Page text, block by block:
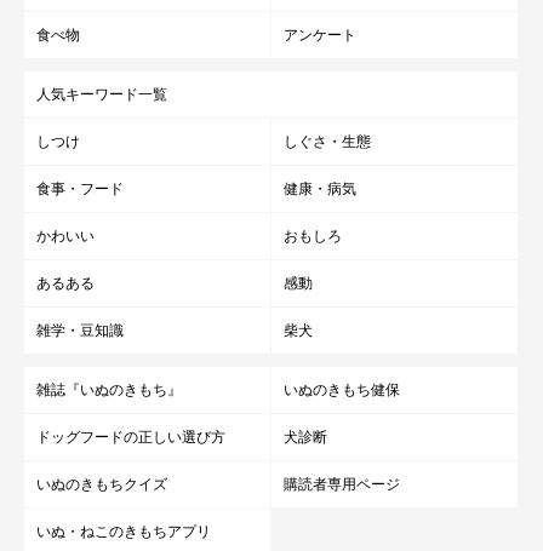
食べ物 アンケート
人気キーワード一覧
しつけ しぐさ・生態
食事・フード 健康・病気
かわいい おもしろ
あるある 感動
雑学・豆知識 柴犬
雑誌『いぬのきもち』 いぬのきもち健保
ドッグフードの正しい選び方 犬診断
いぬのきもちクイズ 購読者専用ページ
いぬ・ねこのきもちアプリ